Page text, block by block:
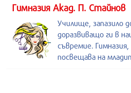
Гимназия Акад. П. Стайнов
Училище, запазило
доразвиващо ги в
съвремие.
посвещава на